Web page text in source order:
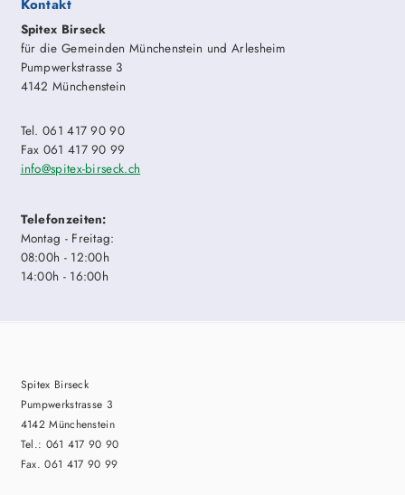
Kontakt
Spitex Birseck
für die Gemeinden Münchenstein und Arlesheim
Pumpwerkstrasse 3
4142 Münchenstein
Tel. 061 417 90 90
Fax 061 417 90 99
info@spitex-birseck.ch
Telefonzeiten:
Montag - Freitag:
08:00h - 12:00h
14:00h - 16:00h
Spitex Birseck
Pumpwerkstrasse 3
4142 Münchenstein
Tel.: 061 417 90 90
Fax. 061 417 90 99